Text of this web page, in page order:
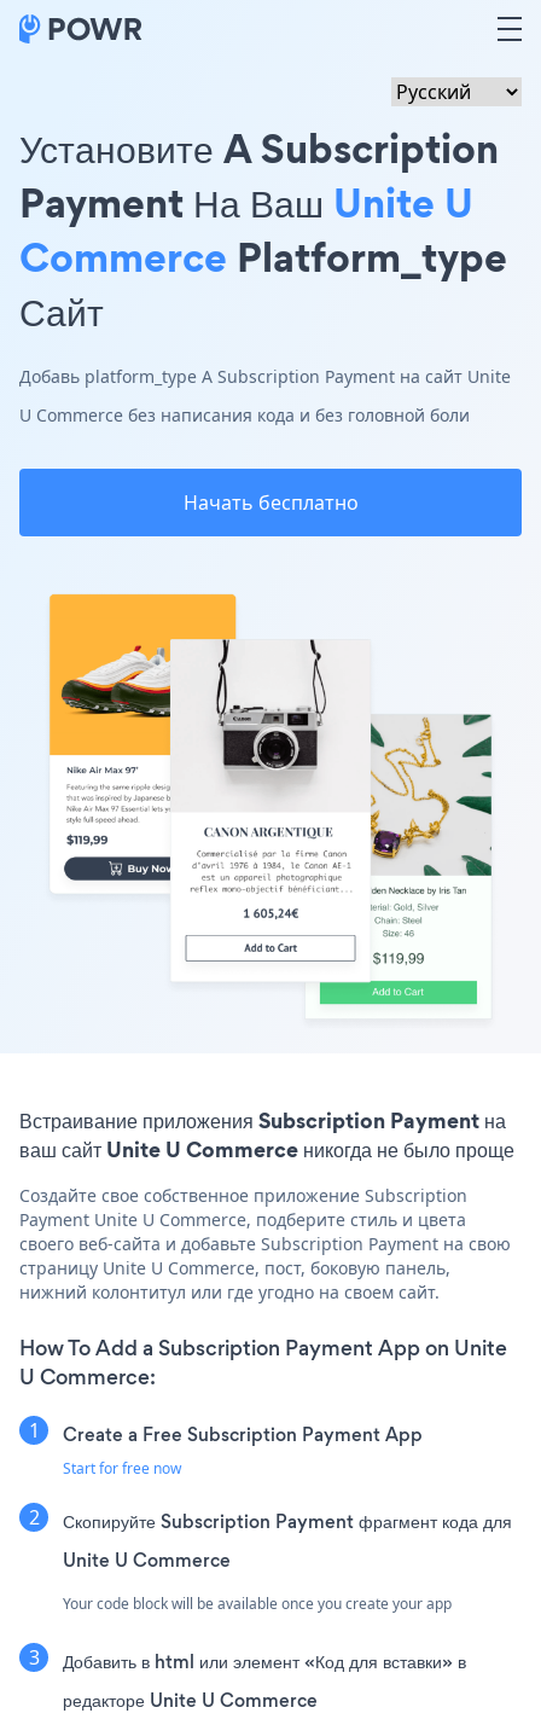
Установите A Subscription
Payment На Ваш Unite U
Commerce Platform_type
Сайт
Добавь platform_type A Subscription Payment на сайт Unite
U Commerce без написания кода и без головной боли
Начать бесплатно
Встраивание приложения Subscription Payment на
ваш сайт Unite U Commerce никогда не было проще
Создайте свое собственное приложение Subscription
Payment Unite U Commerce, подберите стиль и цвета
своего веб-сайта и добавьте Subscription Payment на свою
страницу Unite U Commerce, пост, боковую панель,
нижний колонтитул или где угодно на своем сайт.
How To Add a Subscription Payment App on Unite
U Commerce:
Create a Free Subscription Payment App
Start for free now
Скопируйте Subscription Payment фрагмент кода для
Unite U Commerce
Your code block will be available once you create your app
Добавить в html или элемент «Код для вставки» в
редакторе Unite U Commerce